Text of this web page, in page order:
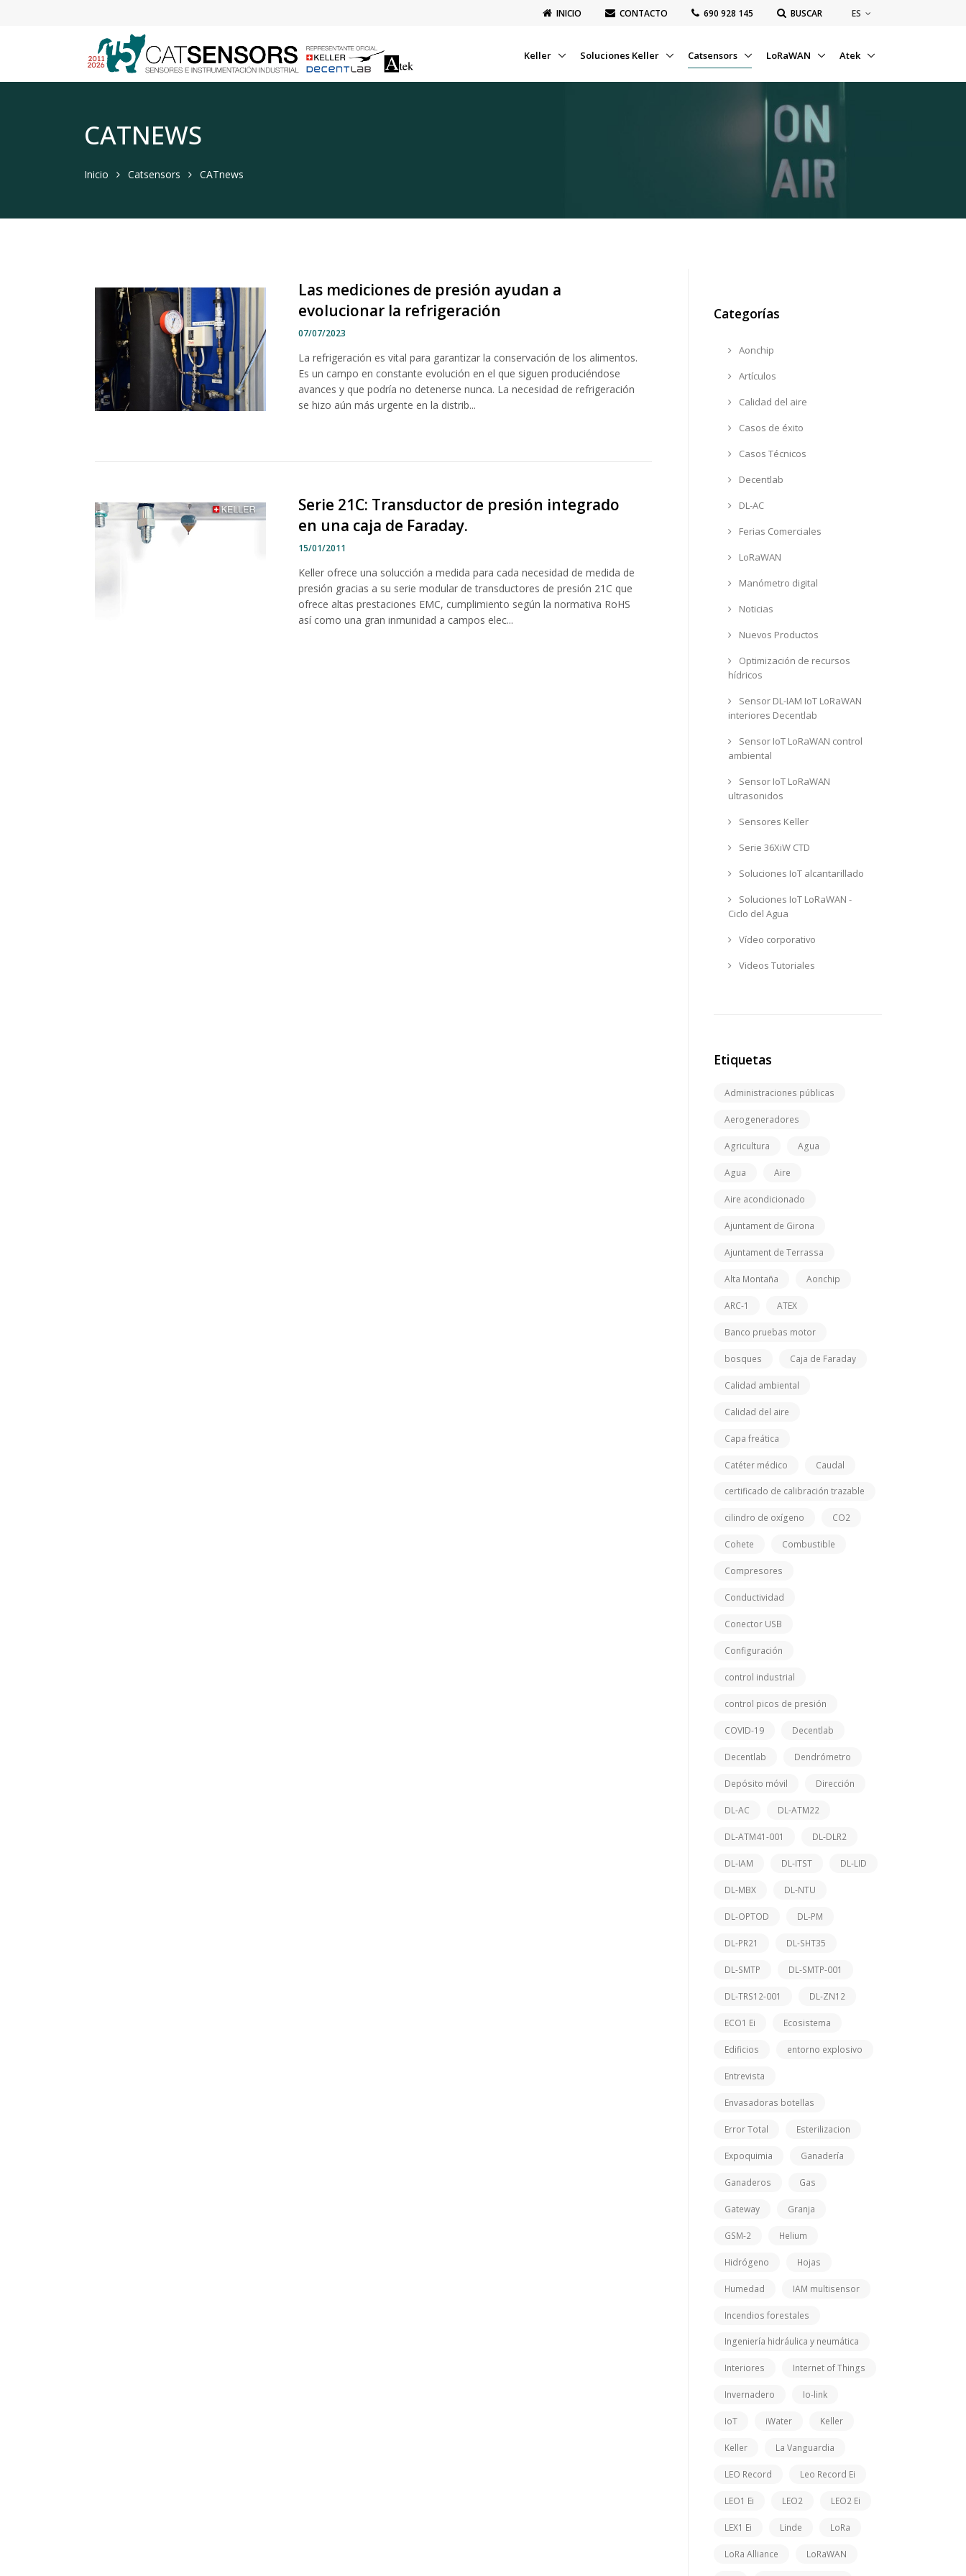
INICIO CONTACTO ‭690 928 145‬ BUSCAR ES
Keller Soluciones Keller Catsensors LoRaWAN Atek
CATNEWS
Inicio Catsensors CATnews
Las mediciones de presión ayudan a
evolucionar la refrigeración
07/07/2023
La refrigeración es vital para garantizar la conservación de los alimentos.
Es un campo en constante evolución en el que siguen produciéndose
avances y que podría no detenerse nunca. La necesidad de refrigeración
se hizo aún más urgente en la distrib...
Serie 21C: Transductor de presión integrado
en una caja de Faraday.
15/01/2011
Keller ofrece una solucción a medida para cada necesidad de medida de
presión gracias a su serie modular de transductores de presión 21C que
ofrece altas prestaciones EMC, cumplimiento según la normativa RoHS
así como una gran inmunidad a campos elec...
Categorías
Aonchip
Artículos
Calidad del aire
Casos de éxito
Casos Técnicos
Decentlab
DL-AC
Ferias Comerciales
LoRaWAN
Manómetro digital
Noticias
Nuevos Productos
Optimización de recursos
hídricos
Sensor DL-IAM IoT LoRaWAN
interiores Decentlab
Sensor IoT LoRaWAN control
ambiental
Sensor IoT LoRaWAN
ultrasonidos
Sensores Keller
Serie 36XiW CTD
Soluciones IoT alcantarillado
Soluciones IoT LoRaWAN -
Ciclo del Agua
Vídeo corporativo
Videos Tutoriales
Etiquetas
Administraciones públicas
Aerogeneradores
Agricultura Agua
Agua Aire
Aire acondicionado
Ajuntament de Girona
Ajuntament de Terrassa
Alta Montaña Aonchip
ARC-1 ATEX
Banco pruebas motor
bosques Caja de Faraday
Calidad ambiental
Calidad del aire
Capa freática
Catéter médico Caudal
certificado de calibración trazable
cilindro de oxígeno CO2
Cohete Combustible
Compresores
Conductividad
Conector USB
Configuración
control industrial
control picos de presión
COVID-19 Decentlab
Decentlab Dendrómetro
Depósito móvil Dirección
DL-AC DL-ATM22
DL-ATM41-001 DL-DLR2
DL-IAM DL-ITST DL-LID
DL-MBX DL-NTU
DL-OPTOD DL-PM
DL-PR21 DL-SHT35
DL-SMTP DL-SMTP-001
DL-TRS12-001 DL-ZN12
ECO1 Ei Ecosistema
Edificios entorno explosivo
Entrevista
Envasadoras botellas
Error Total Esterilizacion
Expoquimia Ganadería
Ganaderos Gas
Gateway Granja
GSM-2 Helium
Hidrógeno Hojas
Humedad IAM multisensor
Incendios forestales
Ingeniería hidráulica y neumática
Interiores Internet of Things
Invernadero Io-link
IoT iWater Keller
Keller La Vanguardia
LEO Record Leo Record Ei
LEO1 Ei LEO2 LEO2 Ei
LEX1 Ei Linde LoRa
LoRa Alliance LoRaWAN